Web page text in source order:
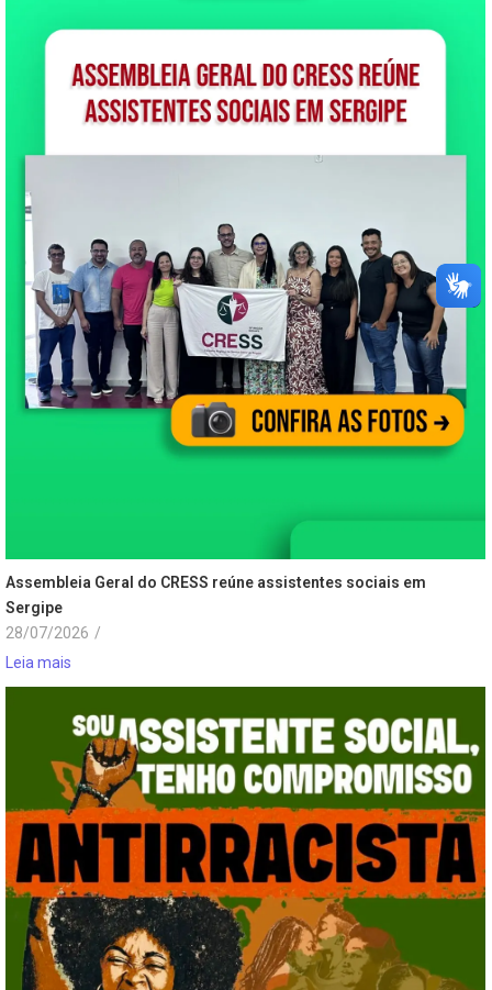
Assembleia Geral do CRESS reúne assistentes sociais em
Sergipe
28/07/2026 /
Leia mais